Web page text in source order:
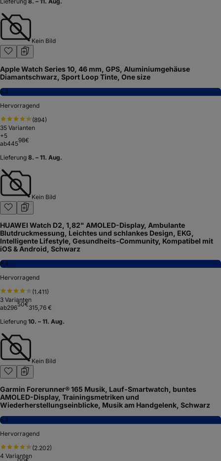
Kein Bild
Apple Watch Series 10, 46 mm, GPS, Aluminiumgehäuse
Diamantschwarz, Sport Loop Tinte, One size
8,4
Hervorragend
(894)
35 Varianten
+5
ab44598€
Lieferung 8. – 11. Aug.
Kein Bild
HUAWEI Watch D2, 1,82" AMOLED-Display, Ambulante
Blutdruckmessung, Leichtes und schlankes Design, EKG,
Intelligente Lifestyle, Gesundheits-Community, Kompatibel mit
iOS & Android, Schwarz
8,4
Hervorragend
(1.411)
3 Varianten
ab29650€315,76 €
Lieferung 10. – 11. Aug.
Kein Bild
Garmin Forerunner® 165 Musik, Lauf-Smartwatch, buntes
AMOLED-Display, Trainingsmetriken und
Wiederherstellungseinblicke, Musik am Handgelenk, Schwarz
8,4
Hervorragend
(2.202)
4 Varianten